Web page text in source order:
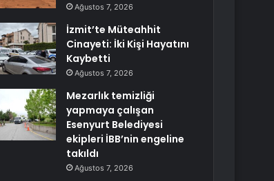
Ağustos 7, 2026
İzmit’te Müteahhit
Cinayeti: İki Kişi Hayatını
Kaybetti
Ağustos 7, 2026
Mezarlık temizliği
yapmaya çalışan
Esenyurt Belediyesi
ekipleri İBB’nin engeline
takıldı
Ağustos 7, 2026